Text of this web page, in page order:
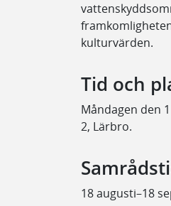
kulturvärden.
Tid och
Måndagen den
2, Lärbro.
18 augusti–18